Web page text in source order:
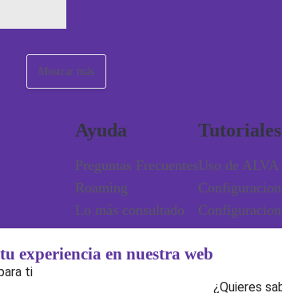
Mostrar más
Ayuda
Preguntas Frecuentes
Roaming
Lo más consultado
Tutoriales
Uso de ALVA
experiencia en nuestra web
ti